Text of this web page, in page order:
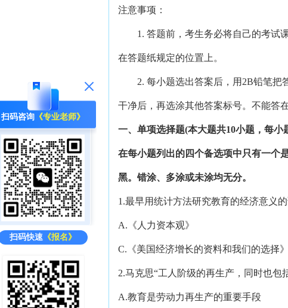
扫码咨询 《专业老师》
扫码快速 《报名》
注意事项：
1. 答题前，考生务必将自己的考试课
在答题纸规定的位置上。
2. 每小题选出答案后，用2B铅笔把
干净后，再选涂其他答案标号。不能答
一、单项选择题(本大题共10小题，每小
在每小题列出的四个备选项中只有一个
黑。错涂、多涂或未涂均无分。
1.最早用统计方法研究教育的经济意义
A.《人力资本观》 B.《国
C.《美国经济增长的资料和我们的选择
2.马克思“工人阶级的再生产，同时也包
A.教育是劳动力再生产的重要手段